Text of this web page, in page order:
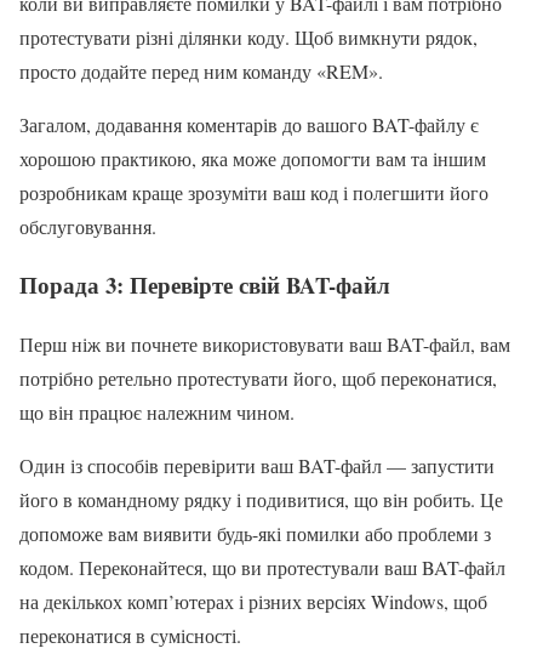
протестувати різні ділянки коду. Щоб вимкнути рядок,
просто додайте перед ним команду «REM».
Загалом, додавання коментарів до вашого BAT-файлу є
хорошою практикою, яка може допомогти вам та іншим
розробникам краще зрозуміти ваш код і полегшити його
обслуговування.
Порада 3: Перевірте свій BAT-файл
Перш ніж ви почнете використовувати ваш BAT-файл, вам
потрібно ретельно протестувати його, щоб переконатися,
що він працює належним чином.
Один із способів перевірити ваш BAT-файл — запустити
його в командному рядку і подивитися, що він робить. Це
допоможе вам виявити будь-які помилки або проблеми з
кодом. Переконайтеся, що ви протестували ваш BAT-файл
на декількох комп’ютерах і різних версіях Windows, щоб
переконатися в сумісності.